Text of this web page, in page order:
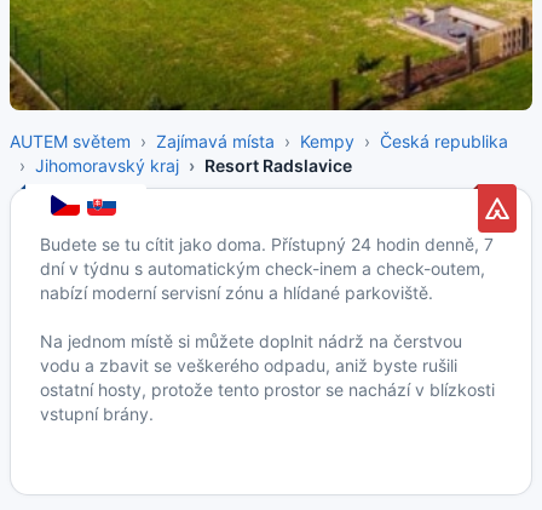
AUTEM světem Zajímavá místa Kempy
Česká republika
Jihomoravský kraj
Resort Radslavice
Budete se tu cítit jako doma. Přístupný 24 hodin denně, 7
dní v týdnu s automatickým check-inem a check-outem,
nabízí moderní servisní zónu a hlídané parkoviště.
Na jednom místě si můžete doplnit nádrž na čerstvou
vodu a zbavit se veškerého odpadu, aniž byste rušili
ostatní hosty, protože tento prostor se nachází v blízkosti
vstupní brány.